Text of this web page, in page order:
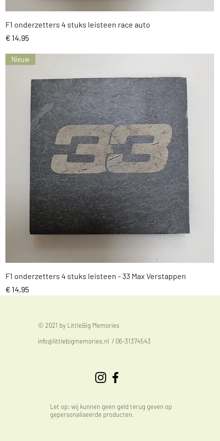
Snel overzicht
F1 onderzetters 4 stuks leisteen race auto
Prijs
€ 14,95
Snel overzicht
Nieuw
F1 onderzetters 4 stuks leisteen - 33 Max Verstappen
Prijs
€ 14,95
© 2021 by LittleBig Memories
info@littlebigmemories.nl / 06-31374543
Let op: wij kunnen geen geld terug geven op
gepersonaliseerde producten.